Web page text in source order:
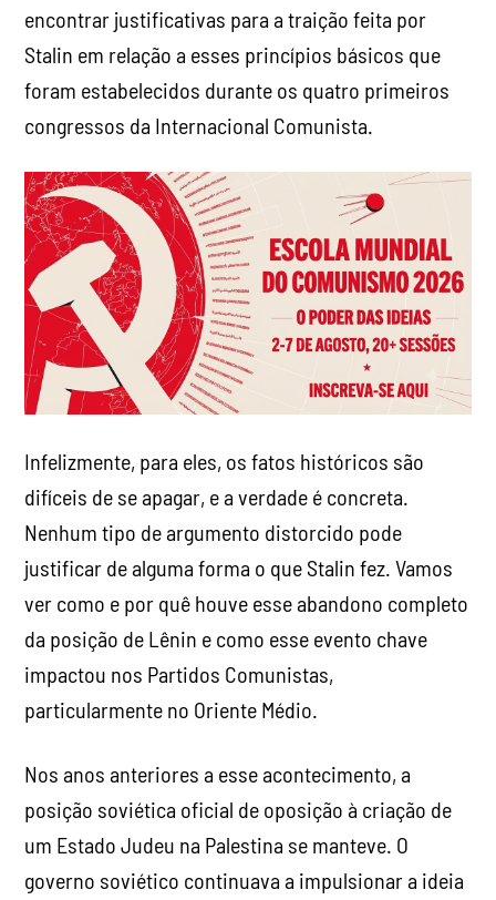
encontrar justificativas para a traição feita por
Stalin em relação a esses princípios básicos que
foram estabelecidos durante os quatro primeiros
congressos da Internacional Comunista.
Infelizmente, para eles, os fatos históricos são
difíceis de se apagar, e a verdade é concreta.
Nenhum tipo de argumento distorcido pode
justificar de alguma forma o que Stalin fez. Vamos
ver como e por quê houve esse abandono completo
da posição de Lênin e como esse evento chave
impactou nos Partidos Comunistas,
particularmente no Oriente Médio.
Nos anos anteriores a esse acontecimento, a
posição soviética oficial de oposição à criação de
um Estado Judeu na Palestina se manteve. O
governo soviético continuava a impulsionar a ideia